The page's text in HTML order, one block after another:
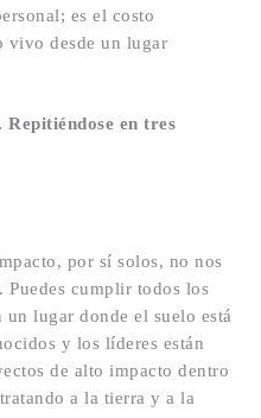
es el costo
vivo desde un lugar
en tres
por sí solos, no nos
Puedes cumplir todos los
lugar donde el suelo está
y los líderes están
de alto impacto dentro
a la tierra y a la